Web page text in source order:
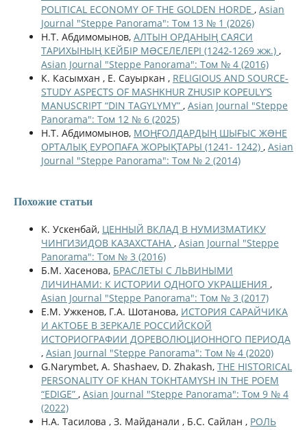
POLITICAL ECONOMY OF THE GOLDEN HORDE , Asian
Journal "Steppe Panorama": Том 13 № 1 (2026)
Н.Т. Абдимомынов, АЛТЫН ОРДАНЫҢ САЯСИ
ТАРИХЫНЫҢ КЕЙБІР МƏСЕЛЕЛЕРІ (1242-1269 жж.) ,
Asian Journal "Steppe Panorama": Том № 4 (2016)
К. Касымхан , Е. Сауыркан , RELIGIOUS AND SOURCE-
STUDY ASPECTS OF MASHKHUR ZHUSIP KOPEULY’S
MANUSCRIPT “DIN TAGYLYMY” , Asian Journal "Steppe
Panorama": Том 12 № 6 (2025)
Н.Т. Абдимомынов, МОҢҒОЛДАРДЫҢ ШЫҒЫС ЖƏНЕ
ОРТАЛЫҚ ЕУРОПАҒА ЖОРЫҚТАРЫ (1241- 1242) , Asian
Journal "Steppe Panorama": Том № 2 (2014)
Похожие статьи
К. Ускенбай, ЦЕННЫЙ ВКЛАД В НУМИЗМАТИКУ
ЧИНГИЗИДОВ КАЗАХСТАНА , Asian Journal "Steppe
Panorama": Том № 3 (2016)
Б.М. Хасенова, БРАСЛЕТЫ С ЛЬВИНЫМИ
ЛИЧИНАМИ: К ИСТОРИИ ОДНОГО УКРАШЕНИЯ ,
Asian Journal "Steppe Panorama": Том № 3 (2017)
Е.М. Ужкенов, Г.А. Шотанова, ИСТОРИЯ САРАЙЧИКА
И АКТОБЕ В ЗЕРКАЛЕ РОССИЙСКОЙ
ИСТОРИОГРАФИИ ДОРЕВОЛЮЦИОННОГО ПЕРИОДА
, Asian Journal "Steppe Panorama": Том № 4 (2020)
G.Narymbet, A. Shashaev, D. Zhakash, THE HISTORICAL
PERSONALITY OF KHAN TOKHTAMYSH IN THE POEM
“EDIGE” , Asian Journal "Steppe Panorama": Том 9 № 4
(2022)
Н.А. Тасилова , З. Мaйдaнaли , Б.С. Сайлан , РОЛЬ